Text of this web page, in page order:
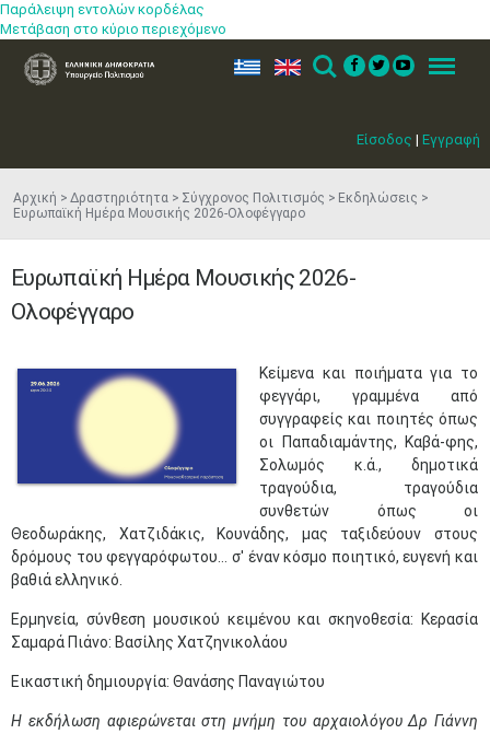
Παράλειψη εντολών κορδέλας
Μετάβαση στο κύριο περιεχόμενο
Είσοδος | Εγγραφή
ελ en Search Menu
Αρχική Δραστηριότητα Σύγχρονος Πολιτισμός
Εκδηλώσεις
Ευρωπαϊκή Ημέρα Μουσικής 2026-Ολοφέγγαρο
Ευρωπαϊκή Ημέρα Μουσικής 2026-
Ολοφέγγαρο
Κείµενα και ποιήµατα για το
φεγγάρι, γραµµένα από
συγγραφείς και ποιητές όπως
οι Παπαδιαµάντης, Καβά-φης,
Σολωµός κ.ά., δηµοτικά
τραγούδια, τραγούδια
συνθετών όπως οι
Θεοδωράκης, Χατζιδάκις, Κουνάδης, µας ταξιδεύουν στους
δρόµους του φεγγαρόφωτου… σ' έναν κόσµο ποιητικό, ευγενή και
βαθιά ελληνικό.
Ερµηνεία, σύνθεση µουσικού κειµένου και σκηνοθεσία: Κερασία
Σαµαρά Πιάνο: Βασίλης Χατζηνικολάου
Εικαστική δηµιουργία: Θανάσης Παναγιώτου
Η εκδήλωση αφιερώνεται στη μνήμη του αρχαιολόγου Δρ Γιάννη